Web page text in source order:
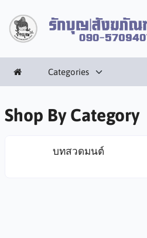
Categories
Shop By Category
บทสวดมนต์